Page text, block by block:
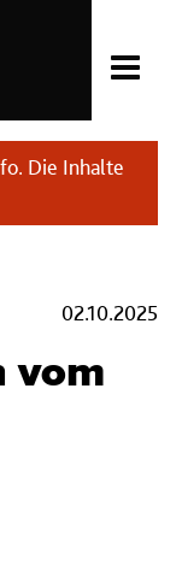
Die Inhalte
02.10.2025
vom